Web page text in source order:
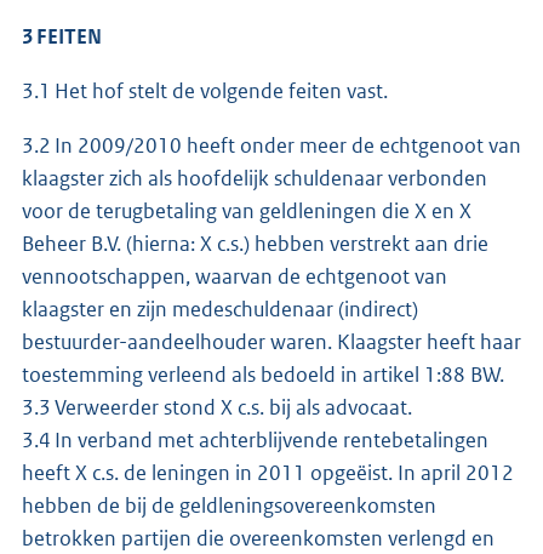
3 FEITEN
3.1 Het hof stelt de volgende feiten vast.
3.2 In 2009/2010 heeft onder meer de echtgenoot van
klaagster zich als hoofdelijk schuldenaar verbonden
voor de terugbetaling van geldleningen die X en X
Beheer B.V. (hierna: X c.s.) hebben verstrekt aan drie
vennootschappen, waarvan de echtgenoot van
klaagster en zijn medeschuldenaar (indirect)
bestuurder-aandeelhouder waren. Klaagster heeft haar
toestemming verleend als bedoeld in artikel 1:88 BW.
3.3 Verweerder stond X c.s. bij als advocaat.
3.4 In verband met achterblijvende rentebetalingen
heeft X c.s. de leningen in 2011 opgeëist. In april 2012
hebben de bij de geldleningsovereenkomsten
betrokken partijen die overeenkomsten verlengd en